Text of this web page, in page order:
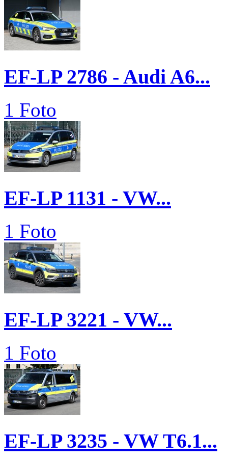
EF-LP 2786 - Audi A6...
1 Foto
EF-LP 1131 - VW...
1 Foto
EF-LP 3221 - VW...
1 Foto
EF-LP 3235 - VW T6.1...